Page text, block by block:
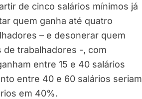
de cinco salários mínimos já
quem ganha até quatro
– e desonerar quem
de trabalhadores -, com
entre 15 e 40 salários
entre 40 e 60 salários seriam
em 40%.